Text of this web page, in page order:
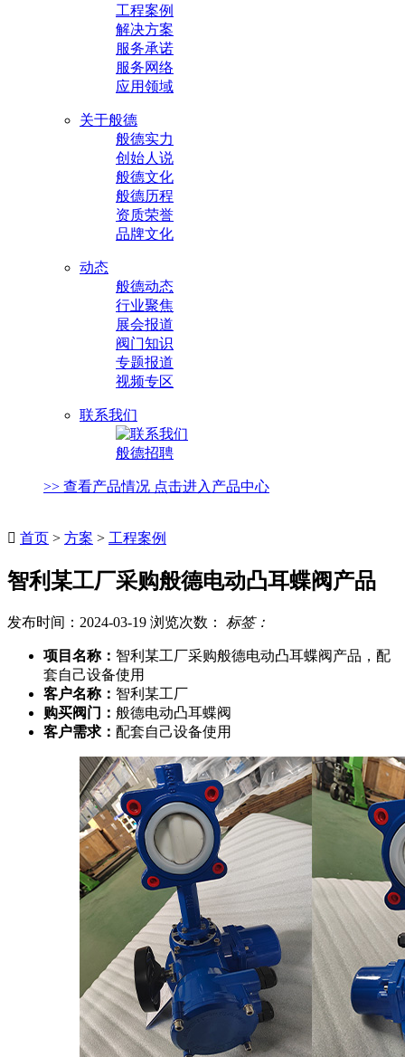
工程案例
解决方案
服务承诺
服务网络
应用领域
关于般德
般德实力
创始人说
般德文化
般德历程
资质荣誉
品牌文化
动态
般德动态
行业聚焦
展会报道
阀门知识
专题报道
视频专区
联系我们
般德招聘
>> 查看产品情况 点击进入产品中心
 首页 > 方案 > 工程案例
智利某工厂采购般德电动凸耳蝶阀产品
发布时间：2024-03-19 浏览次数： 标签：
项目名称： 智利某工厂采购般德电动凸耳蝶阀产品，配
套自己设备使用
客户名称： 智利某工厂
购买阀门： 般德电动凸耳蝶阀
客户需求： 配套自己设备使用